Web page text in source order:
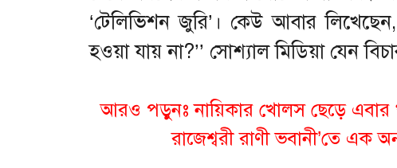
‘টেলিভিশন জুরি’। কেউ আবার
হওয়া যায় না?’’ সোশ্যাল মিডিয়া যেন
আরও পড়ুনঃনায়িকার খোলস ছেড়ে এবার
রাজেশ্বরী রাণী ভবানী’তে এক